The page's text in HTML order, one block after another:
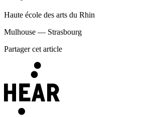
Haute école des arts du Rhin
Mulhouse — Strasbourg
Partager cet article